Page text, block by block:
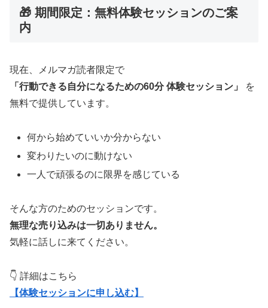
🎁 期間限定：無料体験セッションのご案
内
現在、メルマガ読者限定で
「行動できる自分になるための60分 体験セッション」
を
無料で提供しています。
何から始めていいか分からない
変わりたいのに動けない
一人で頑張るのに限界を感じている
そんな方のためのセッションです。
無理な売り込みは一切ありません。
気軽に話しに来てください。
👇 詳細はこちら
【体験セッションに申し込む】